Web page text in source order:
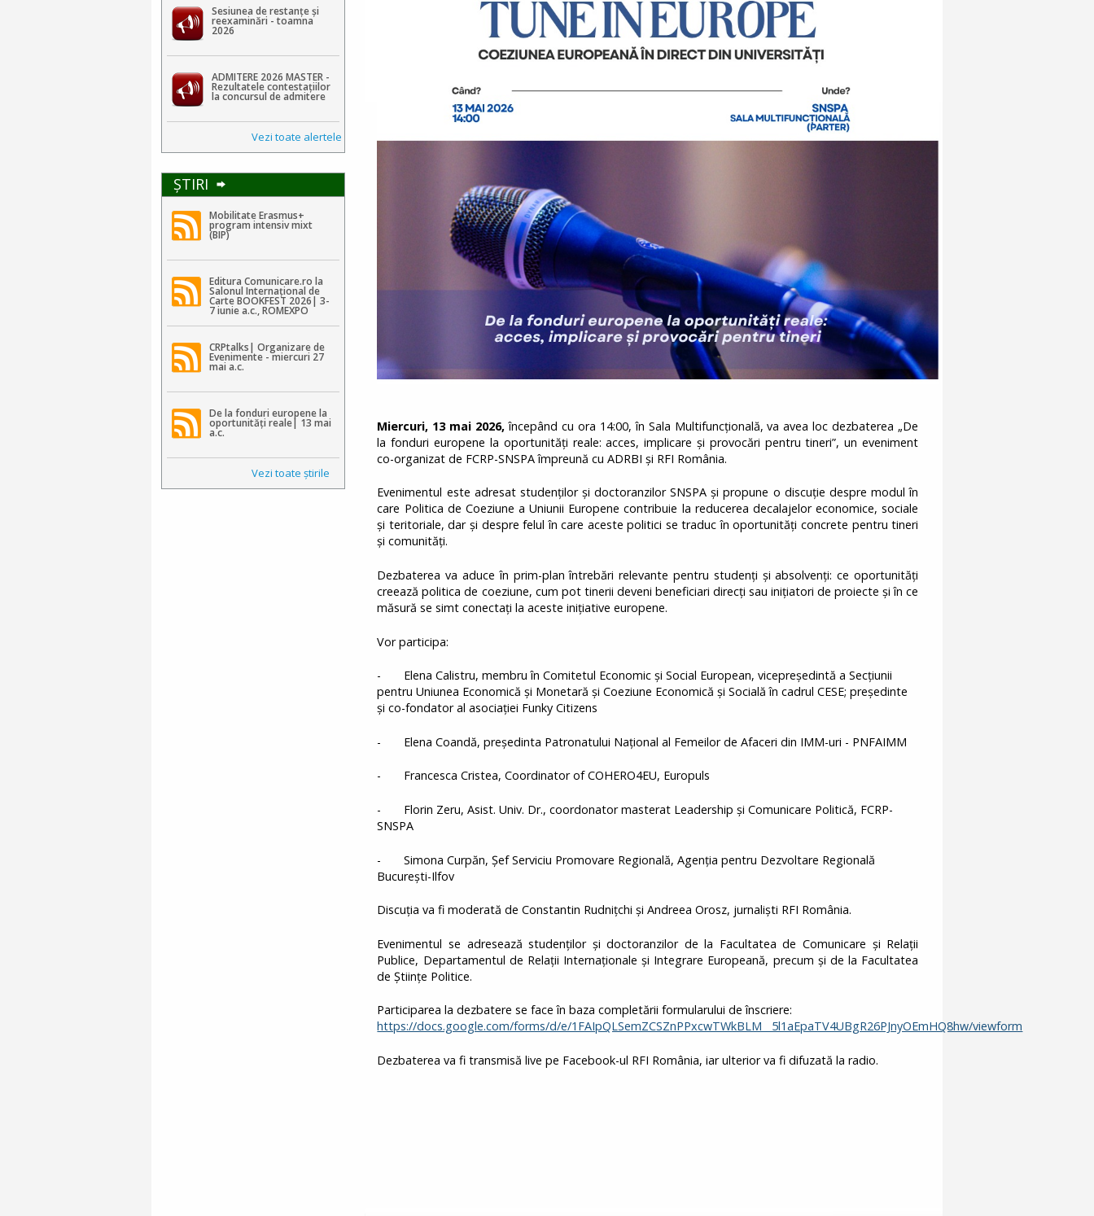
Sesiunea de restanțe și
reexaminări - toamna
2026
ADMITERE 2026 MASTER -
Rezultatele contestaţiilor
la concursul de admitere
Vezi toate alertele
ŞTIRI
Mobilitate Erasmus+
program intensiv mixt
(BIP)
Editura Comunicare.ro la
Salonul Internațional de
Carte BOOKFEST 2026| 3-
7 iunie a.c., ROMEXPO
CRPtalks| Organizare de
Evenimente - miercuri 27
mai a.c.
De la fonduri europene la
oportunități reale| 13 mai
a.c.
Vezi toate ştirile
Miercuri, 13 mai 2026, începând cu ora 14:00, în Sala Multifuncțională, va avea loc dezbaterea „De
la fonduri europene la oportunități reale: acces, implicare și provocări pentru tineri”, un eveniment
co-organizat de FCRP-SNSPA împreună cu ADRBI și RFI România.
Evenimentul este adresat studenților și doctoranzilor SNSPA și propune o discuție despre modul în
care Politica de Coeziune a Uniunii Europene contribuie la reducerea decalajelor economice, sociale
și teritoriale, dar și despre felul în care aceste politici se traduc în oportunități concrete pentru tineri
și comunități.
Dezbaterea va aduce în prim-plan întrebări relevante pentru studenți și absolvenți: ce oportunități
creează politica de coeziune, cum pot tinerii deveni beneficiari direcți sau inițiatori de proiecte și în ce
măsură se simt conectați la aceste inițiative europene.
Vor participa:
- Elena Calistru, membru în Comitetul Economic și Social European, vicepreședintă a Secțiunii
pentru Uniunea Economică și Monetară și Coeziune Economică și Socială în cadrul CESE; preşedinte
şi co-fondator al asociaţiei Funky Citizens
- Elena Coandă, președinta Patronatului Național al Femeilor de Afaceri din IMM-uri - PNFAIMM
- Francesca Cristea, Coordinator of COHERO4EU, Europuls
- Florin Zeru, Asist. Univ. Dr., coordonator masterat Leadership și Comunicare Politică, FCRP-
SNSPA
- Simona Curpăn, Șef Serviciu Promovare Regională, Agenția pentru Dezvoltare Regională
București-Ilfov
Discuția va fi moderată de Constantin Rudnițchi și Andreea Orosz, jurnaliști RFI România.
Evenimentul se adresează studenților și doctoranzilor de la Facultatea de Comunicare și Relații
Publice, Departamentul de Relații Internaționale și Integrare Europeană, precum și de la Facultatea
de Științe Politice.
Participarea la dezbatere se face în baza completării formularului de înscriere:
https://docs.google.com/forms/d/e/1FAIpQLSemZCSZnPPxcwTWkBLM__5l1aEpaTV4UBgR26PJnyOEmHQ8hw/viewform
Dezbaterea va fi transmisă live pe Facebook-ul RFI România, iar ulterior va fi difuzată la radio.